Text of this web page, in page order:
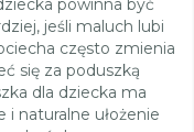
powinna być
jeśli maluch lubi
często zmienia
się za poduszką
dla dziecka ma
naturalne ułożenie